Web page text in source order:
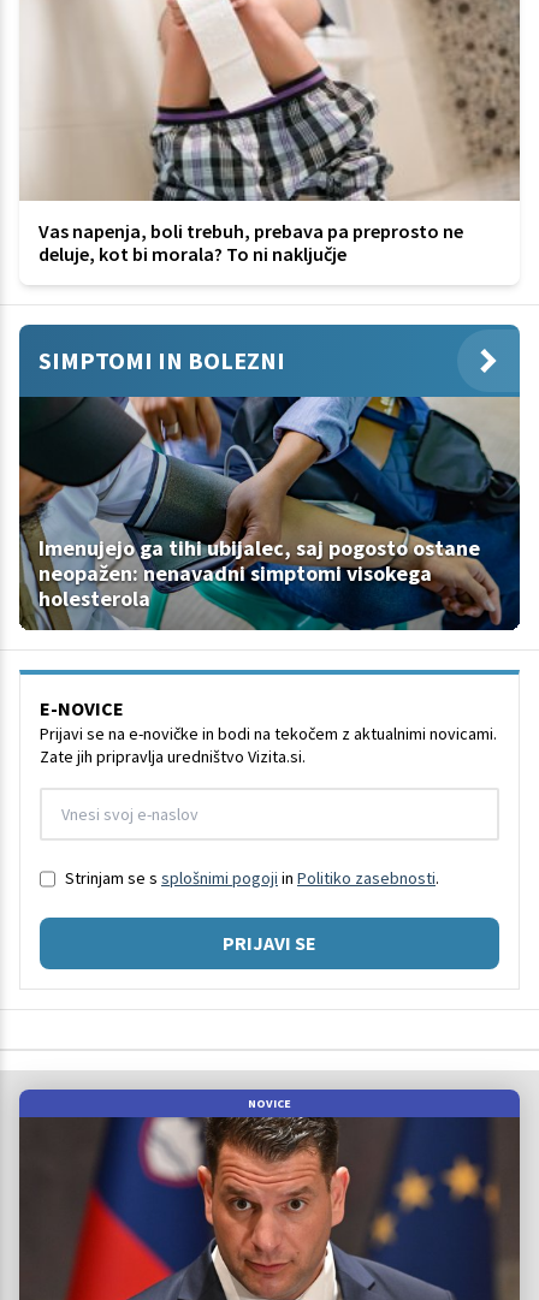
Vas napenja, boli trebuh, prebava pa preprosto ne
deluje, kot bi morala? To ni naključje
SIMPTOMI IN BOLEZNI
Imenujejo ga tihi ubijalec, saj pogosto ostane
neopažen: nenavadni simptomi visokega
holesterola
E-NOVICE
Prijavi se na e-novičke in bodi na tekočem z aktualnimi novicami.
Zate jih pripravlja uredništvo Vizita.si.
Strinjam se s splošnimi pogoji in Politiko zasebnosti.
PRIJAVI SE
NOVICE